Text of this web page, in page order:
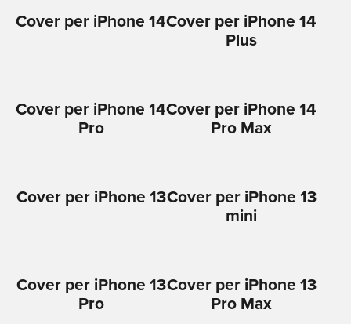
Cover per iPhone 14Cover per iPhone 14
Plus
Cover per iPhone 14
Pro
Cover per iPhone 14
Pro Max
Cover per iPhone 13Cover per iPhone 13
mini
Cover per iPhone 13
Pro
Cover per iPhone 13
Pro Max